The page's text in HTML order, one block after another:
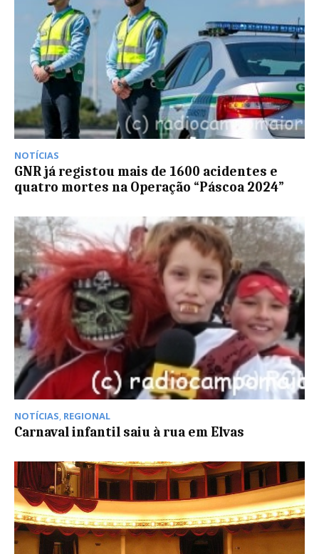
NOTÍCIAS
GNR já registou mais de 1600 acidentes e
quatro mortes na Operação “Páscoa 2024”
NOTÍCIAS, REGIONAL
Carnaval infantil saiu à rua em Elvas